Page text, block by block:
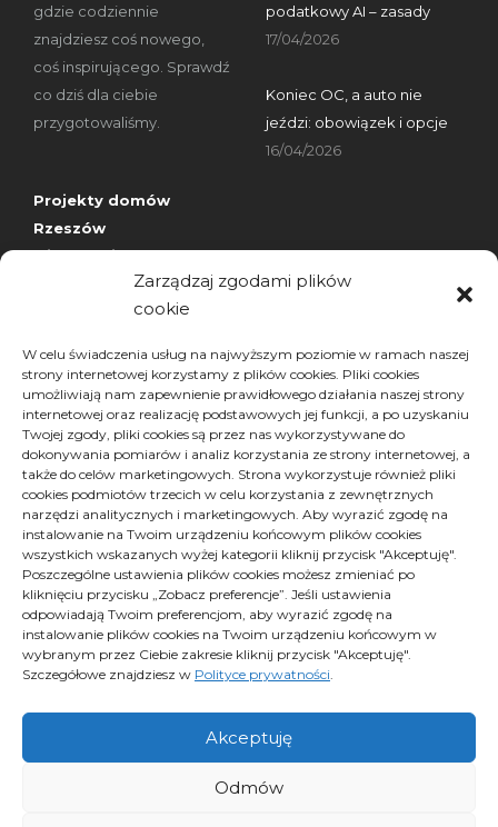
Zarządzaj zgodami plików
cookie
W celu świadczenia usług na najwyższym poziomie w ramach naszej
strony internetowej korzystamy z plików cookies. Pliki cookies
umożliwiają nam zapewnienie prawidłowego działania naszej strony
internetowej oraz realizację podstawowych jej funkcji, a po uzyskaniu
Twojej zgody, pliki cookies są przez nas wykorzystywane do
dokonywania pomiarów i analiz korzystania ze strony internetowej, a
także do celów marketingowych. Strona wykorzystuje również pliki
cookies podmiotów trzecich w celu korzystania z zewnętrznych
narzędzi analitycznych i marketingowych. Aby wyrazić zgodę na
instalowanie na Twoim urządzeniu końcowym plików cookies
wszystkich wskazanych wyżej kategorii kliknij przycisk "Akceptuję".
Poszczególne ustawienia plików cookies możesz zmieniać po
kliknięciu przycisku „Zobacz preferencje”. Jeśli ustawienia
odpowiadają Twoim preferencjom, aby wyrazić zgodę na
instalowanie plików cookies na Twoim urządzeniu końcowym w
wybranym przez Ciebie zakresie kliknij przycisk "Akceptuję".
Szczegółowe znajdziesz w Polityce prywatności.
Akceptuję
Odmów
gdzie codziennie
znajdziesz coś nowego,
coś inspirującego. Sprawdź
co dziś dla ciebie
przygotowaliśmy.
Projekty domów
Rzeszów
wizytówki nap
podatkowy AI – zasady
17/04/2026
Koniec OC, a auto nie
jeździ: obowiązek i opcje
16/04/2026
Archiwa
Wybierz miesiąc
Archiwa
Polityka plików cookies (EU)
Polityka prywatności
Proximus - Wszelkie prawa zastrzeżone